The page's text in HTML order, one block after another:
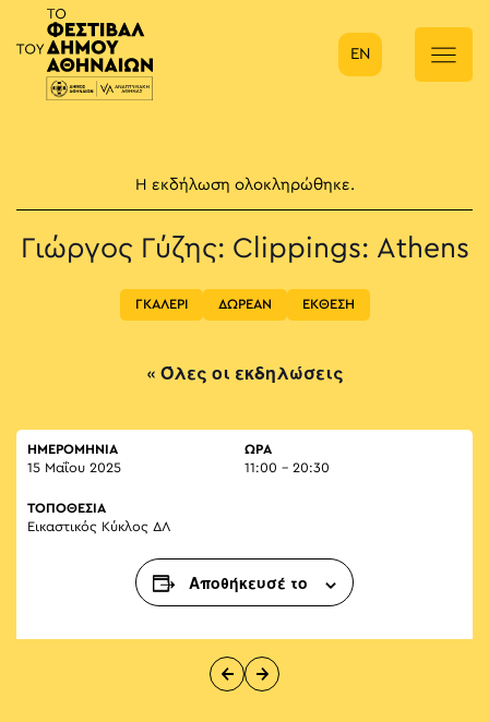
Κύρια πλοήγηση
EN
Η εκδήλωση ολοκληρώθηκε.
Γιώργος Γύζης: Clippings: Athens
ΓΚΑΛΕΡΙ ΔΩΡΕΑΝ ΕΚΘΕΣΗ
« Όλες οι εκδηλώσεις
ΗΜΕΡΟΜΗΝΙΑ
15 Μαΐου 2025
ΏΡΑ
11:00 - 20:30
ΤΟΠΟΘΕΣΙΑ
Εικαστικός Κύκλος ΔΛ
Αποθήκευσέ το